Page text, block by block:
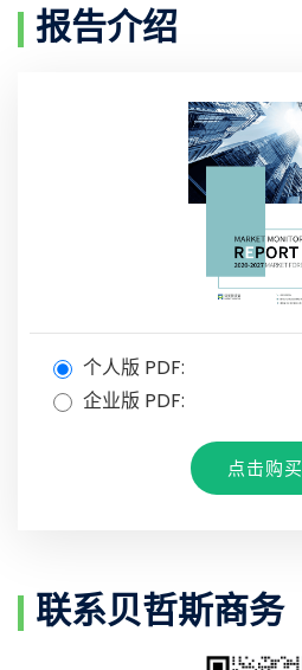
报告介绍
个人版 PDF:
企业版 PDF:
点击购买
联系贝哲斯商务